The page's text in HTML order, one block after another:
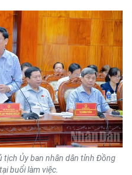
Bắc
tịch Ủy ban nhân dân tỉnh Đồng
buổi làm việc.